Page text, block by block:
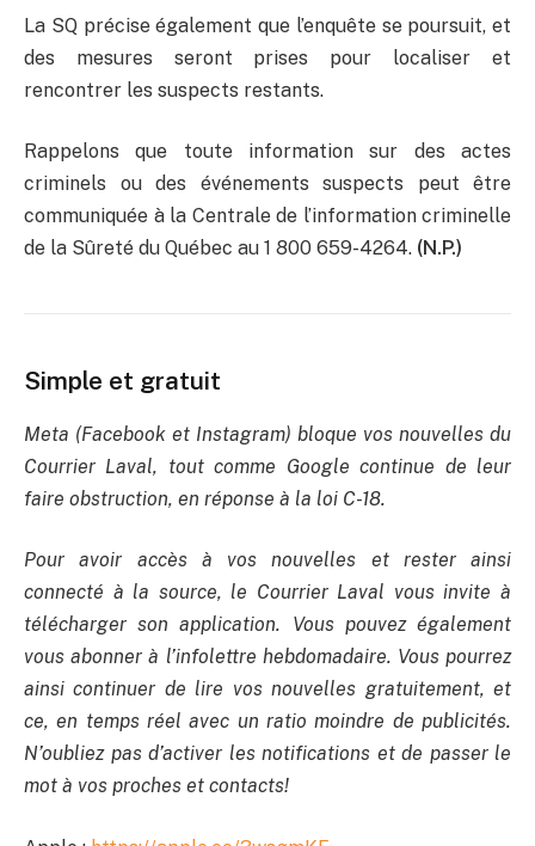
La SQ précise également que l’enquête se poursuit, et
des mesures seront prises pour localiser et
rencontrer les suspects restants.
Rappelons que toute information sur des actes
criminels ou des événements suspects peut être
communiquée à la Centrale de l’information criminelle
de la Sûreté du Québec au 1 800 659-4264. (N.P.)
Simple et gratuit
Meta (Facebook et Instagram) bloque vos nouvelles du
Courrier Laval, tout comme Google continue de leur
faire obstruction, en réponse à la loi C-18.
Pour avoir accès à vos nouvelles et rester ainsi
connecté à la source, le Courrier Laval vous invite à
télécharger son application. Vous pouvez également
vous abonner à l’infolettre hebdomadaire. Vous pourrez
ainsi continuer de lire vos nouvelles gratuitement, et
ce, en temps réel avec un ratio moindre de publicités.
N’oubliez pas d’activer les notifications et de passer le
mot à vos proches et contacts!